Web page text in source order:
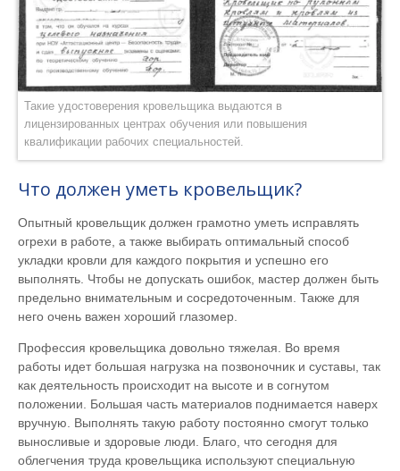
Такие удостоверения кровельщика выдаются в
лицензированных центрах обучения или повышения
квалификации рабочих специальностей.
Что должен уметь кровельщик?
Опытный кровельщик должен грамотно уметь исправлять
огрехи в работе, а также выбирать оптимальный способ
укладки кровли для каждого покрытия и успешно его
выполнять. Чтобы не допускать ошибок, мастер должен быть
предельно внимательным и сосредоточенным. Также для
него очень важен хороший глазомер.
Профессия кровельщика довольно тяжелая. Во время
работы идет большая нагрузка на позвоночник и суставы, так
как деятельность происходит на высоте и в согнутом
положении. Большая часть материалов поднимается наверх
вручную. Выполнять такую работу постоянно смогут только
выносливые и здоровые люди. Благо, что сегодня для
облегчения труда кровельщика используют специальную